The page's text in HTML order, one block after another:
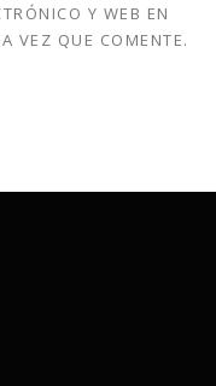
Y WEB EN
VEZ QUE COMENTE.